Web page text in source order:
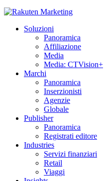
Soluzioni
Panoramica
Affiliazione
Media
Media: CTVision+
Marchi
Panoramica
Inserzionisti
Agenzie
Globale
Publisher
Panoramica
Registrati editore
Industries
Servizi finanziari
Retail
Viaggi